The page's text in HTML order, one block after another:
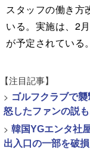
スタッフの働き方
いる。実施は、2
が予定されている。
【注目記事】
> ゴルフクラブで
怒したファンの説
> 韓国YGエンタ社
出入口の一部を破